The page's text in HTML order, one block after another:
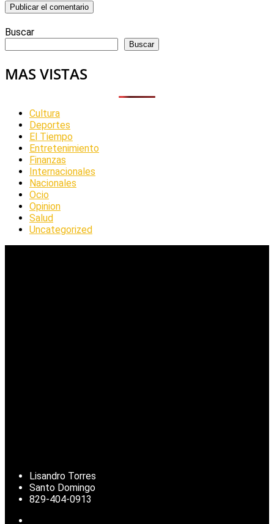
Buscar
Buscar
MAS VISTAS
Cultura
Deportes
El Tiempo
Entretenimiento
Finanzas
Internacionales
Nacionales
Ocio
Opinion
Salud
Uncategorized
Lisandro Torres
Santo Domingo
829-404-0913